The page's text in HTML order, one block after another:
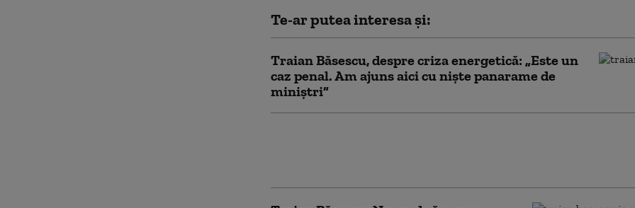
Te-ar putea interesa și:
Traian Băsescu, despre criza energetică: „Este un
caz penal. Am ajuns aici cu niște panarame de
miniștri”